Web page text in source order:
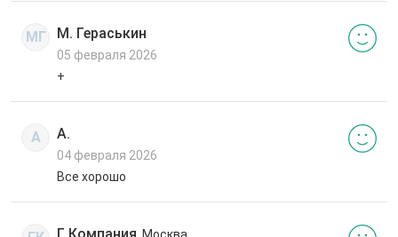
МГ М. Гераськин
05 февраля 2026
+
А А.
04 февраля 2026
Все хорошо